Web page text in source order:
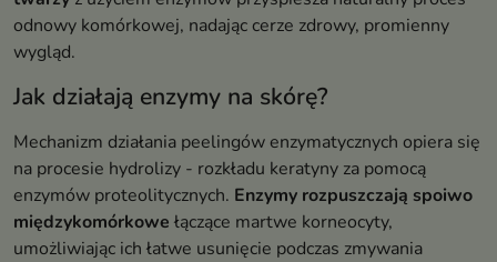
odnowy komórkowej, nadając cerze zdrowy, promienny
wygląd.
Jak działają enzymy na skórę?
Mechanizm działania peelingów enzymatycznych opiera się
na procesie hydrolizy - rozkładu keratyny za pomocą
enzymów proteolitycznych. Enzymy rozpuszczają spoiwo
międzykomórkowe łączące martwe korneocyty,
umożliwiając ich łatwe usunięcie podczas zmywania